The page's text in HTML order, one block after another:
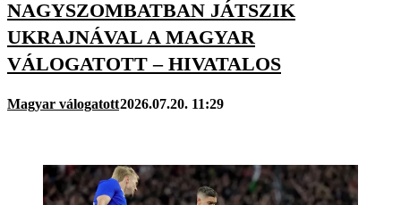
NAGYSZOMBATBAN JÁTSZIK
UKRAJNÁVAL A MAGYAR
VÁLOGATOTT – HIVATALOS
Magyar válogatott2026.07.20. 11:29